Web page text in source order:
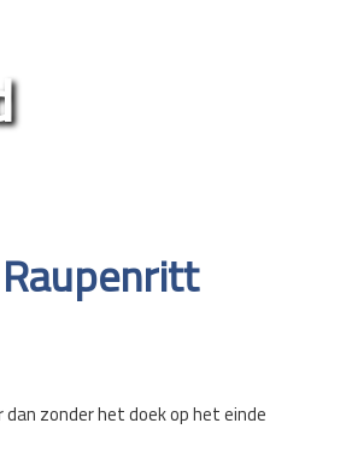
zonder het doek op het einde